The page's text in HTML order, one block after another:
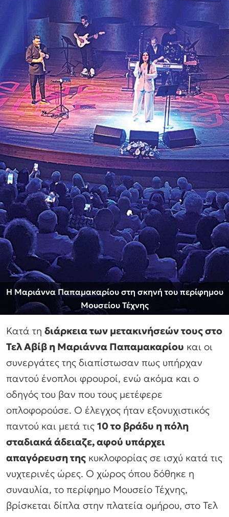
Η Μαριάννα Παπαμακαρίου στη σκηνή του περίφημου
Μουσείου Τέχνης
Κατά τη διάρκεια των μετακινήσεών τους στο
Τελ Αβίβ η Μαριάννα Παπαμακαρίου και οι
συνεργάτες της διαπίστωσαν πως υπήρχαν
παντού ένοπλοι φρουροί, ενώ ακόμα και ο
οδηγός του βαν που τους μετέφερε
οπλοφορούσε. Ο έλεγχος ήταν εξονυχιστικός
παντού και μετά τις 10 το βράδυ η πόλη
σταδιακά άδειαζε, αφού υπάρχει
απαγόρευση της κυκλοφορίας σε ισχύ κατά τις
νυχτερινές ώρες. Ο χώρος όπου δόθηκε η
συναυλία, το περίφημο Μουσείο Τέχνης,
βρίσκεται δίπλα στην πλατεία oμήρου, στο Τελ